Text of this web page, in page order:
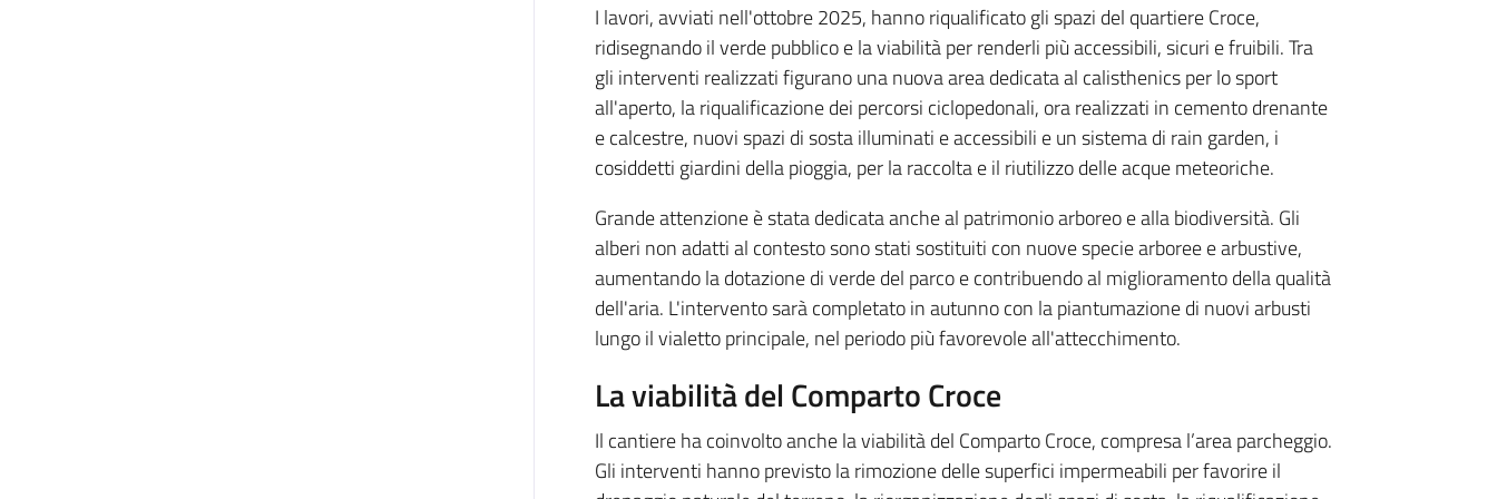
I lavori, avviati nell'ottobre 2025, hanno riqualificato gli spazi del quartiere Croce,
ridisegnando il verde pubblico e la viabilità per renderli più accessibili, sicuri e fruibili. Tra
gli interventi realizzati figurano una nuova area dedicata al calisthenics per lo sport
all'aperto, la riqualificazione dei percorsi ciclopedonali, ora realizzati in cemento drenante
e calcestre, nuovi spazi di sosta illuminati e accessibili e un sistema di rain garden, i
cosiddetti giardini della pioggia, per la raccolta e il riutilizzo delle acque meteoriche.
Grande attenzione è stata dedicata anche al patrimonio arboreo e alla biodiversità. Gli
alberi non adatti al contesto sono stati sostituiti con nuove specie arboree e arbustive,
aumentando la dotazione di verde del parco e contribuendo al miglioramento della qualità
dell'aria. L'intervento sarà completato in autunno con la piantumazione di nuovi arbusti
lungo il vialetto principale, nel periodo più favorevole all'attecchimento.
La viabilità del Comparto Croce
Il cantiere ha coinvolto anche la viabilità del Comparto Croce, compresa l’area parcheggio.
Gli interventi hanno previsto la rimozione delle superfici impermeabili per favorire il